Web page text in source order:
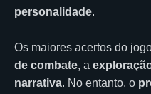
personalidade.
Os maiores acertos do
de combate, a
narrativa. No entanto, o